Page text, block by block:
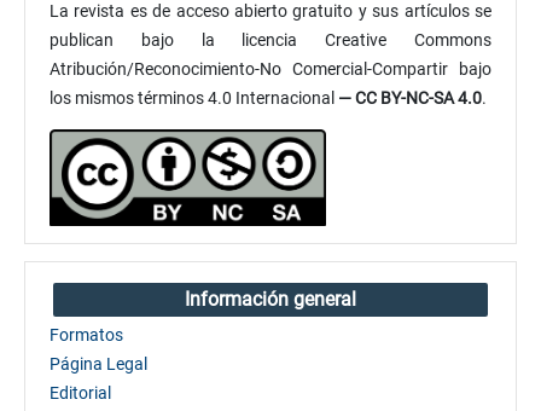
La revista es de acceso abierto gratuito y sus artículos se
publican bajo la licencia Creative Commons
Atribución/Reconocimiento-No Comercial-Compartir bajo
los mismos términos 4.0 Internacional — CC BY-NC-SA 4.0.
Información general
Formatos
Página Legal
Editorial